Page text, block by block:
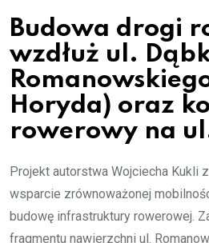
Budowa drogi
wzdłuż ul.
Horyda) oraz
rowerowy na
Projekt autorstwa Wojciecha Kukli
wsparcie zrównoważonej
budowę infrastruktury rowerowej.
fragmentu nawierzchni ul.